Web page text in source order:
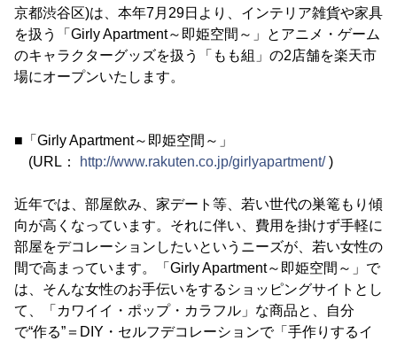
京都渋谷区)は、本年7月29日より、インテリア雑貨や家具
を扱う「Girly Apartment～即姫空間～」とアニメ・ゲーム
のキャラクターグッズを扱う「もも組」の2店舗を楽天市
場にオープンいたします。
■「Girly Apartment～即姫空間～」
(URL：
http://www.rakuten.co.jp/girlyapartment/)
近年では、部屋飲み、家デート等、若い世代の巣篭もり傾
向が高くなっています。それに伴い、費用を掛けず手軽に
部屋をデコレーションしたいというニーズが、若い女性の
間で高まっています。「Girly Apartment～即姫空間～」で
は、そんな女性のお手伝いをするショッピングサイトとし
て、「カワイイ・ポップ・カラフル」な商品と、自分
で“作る”＝DIY・セルフデコレーションで「手作りするイ